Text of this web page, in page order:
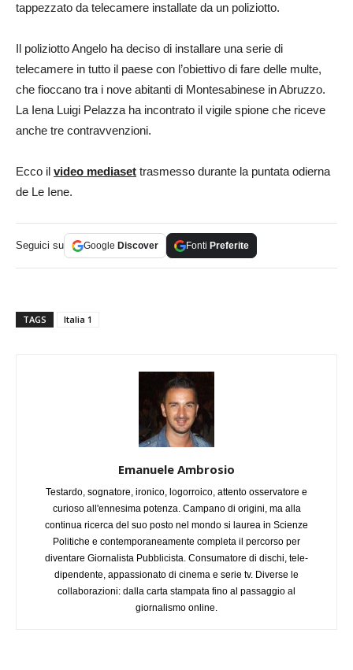
tappezzato da telecamere installate da un poliziotto.
Il poliziotto Angelo ha deciso di installare una serie di
telecamere in tutto il paese con l’obiettivo di fare delle multe,
che fioccano tra i nove abitanti di Montesabinese in Abruzzo.
La Iena Luigi Pelazza ha incontrato il vigile spione che riceve
anche tre contravvenzioni.
Ecco il video mediaset trasmesso durante la puntata odierna
de Le Iene.
Seguici su Google Discover Fonti Preferite
TAGS Italia 1
Emanuele Ambrosio
Testardo, sognatore, ironico, logorroico, attento osservatore e
curioso all'ennesima potenza. Campano di origini, ma alla
continua ricerca del suo posto nel mondo si laurea in Scienze
Politiche e contemporaneamente completa il percorso per
diventare Giornalista Pubblicista. Consumatore di dischi, tele-
dipendente, appassionato di cinema e serie tv. Diverse le
collaborazioni: dalla carta stampata fino al passaggio al
giornalismo online.